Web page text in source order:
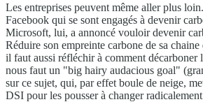
Les entreprises peuvent même aller plus
Facebook qui se sont engagés à devenir
Microsoft, lui, a annoncé vouloir devenir
Réduire son empreinte carbone de sa
il faut aussi réfléchir à comment décarboner
nous faut un "big hairy audacious goal"
sur ce sujet, qui, par effet boule de neige,
DSI pour les pousser à changer